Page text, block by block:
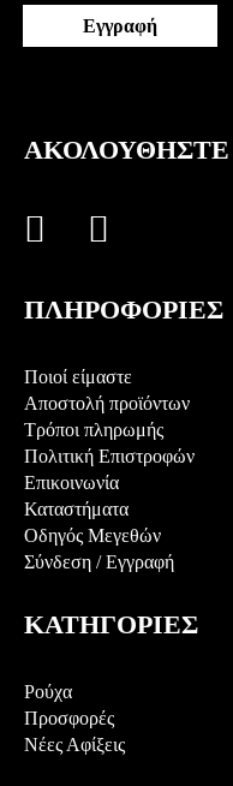
Εγγραφή
ΑΚΟΛΟΥΘΗΣΤΕ
ΠΛΗΡΟΦΟΡΙΕΣ
Ποιοί είμαστε
Αποστολή προϊόντων
Τρόποι πληρωμής
Πολιτική Επιστροφών
Επικοινωνία
Καταστήματα
Οδηγός Μεγεθών
Σύνδεση /Εγγραφή
ΚΑΤΗΓΟΡΙΕΣ
Ρούχα
Προσφορές
Νέες Αφίξεις